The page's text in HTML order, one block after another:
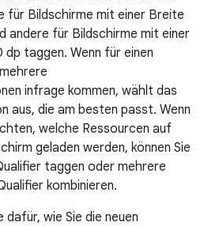
für Bildschirme mit einer Breite
andere für Bildschirme mit einer
taggen. Wenn für einen
infrage kommen, wählt das
aus, die am besten passt. Wenn
welche Ressourcen auf
geladen werden, können Sie
taggen oder mehrere
kombinieren.
dafür, wie Sie die neuen